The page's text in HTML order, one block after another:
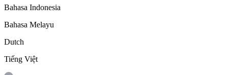
Bahasa Indonesia
Bahasa Melayu
Dutch
Tiếng Việt